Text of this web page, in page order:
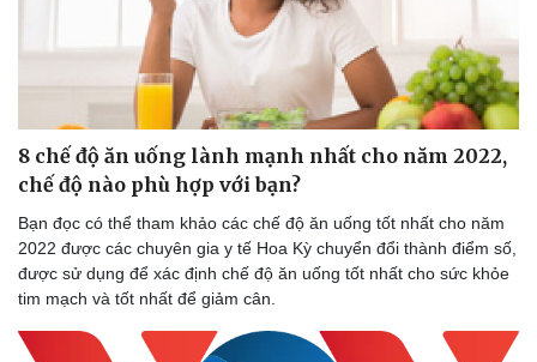
Hạt giống tâm hồn
8 chế độ ăn uống lành mạnh nhất cho năm 2022,
chế độ nào phù hợp với bạn?
Bạn đọc có thể tham khảo các chế độ ăn uống tốt nhất cho năm
2022 được các chuyên gia y tế Hoa Kỳ chuyển đổi thành điểm số,
được sử dụng để xác định chế độ ăn uống tốt nhất cho sức khỏe
tim mạch và tốt nhất để giảm cân.